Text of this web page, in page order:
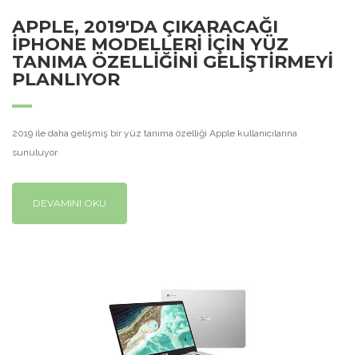
APPLE, 2019'DA ÇIKARACAĞI
IPHONE MODELLERİ İÇİN YÜZ
TANIMA ÖZELLİĞİNİ GELİŞTİRMEYİ
PLANLIYOR
2019 ile daha gelişmiş bir yüz tanıma özelliği Apple kullanıcılarına
sunuluyor.
DEVAMINI OKU